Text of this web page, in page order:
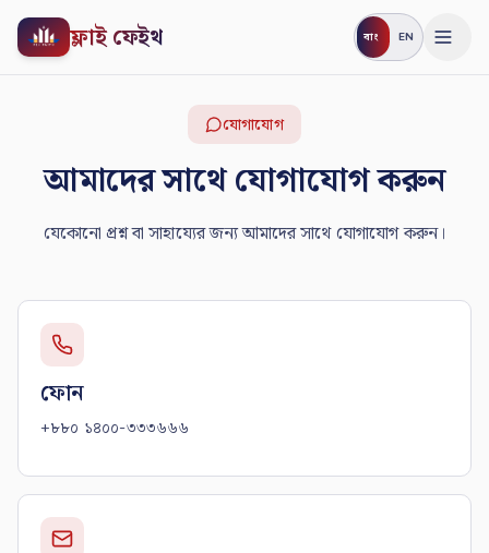
ফ্লাই ফেইথ বাং EN
যোগাযোগ
আমাদের সাথে যোগাযোগ করুন
যেকোনো প্রশ্ন বা সাহায্যের জন্য আমাদের সাথে যোগাযোগ করুন।
ফোন
+৮৮০ ১৪০০-৩৩৩৬৬৬